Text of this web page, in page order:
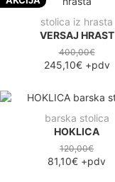
stolica iz hrasta
VERSAJ HRAST
400,00€
245,10€+pdv
barska stolica
HOKLICA
120,00€
81,10€ +pdv